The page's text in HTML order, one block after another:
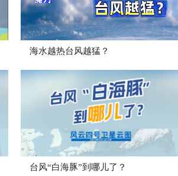
海水越热台风越猛？
台风“白海豚”到哪儿了？